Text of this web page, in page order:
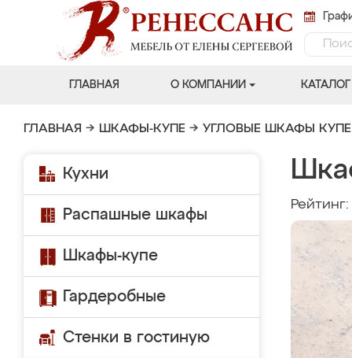
ГЛАВНАЯ О КОМПАНИИ КАТАЛОГ
ГЛАВНАЯ → ШКАФЫ-КУПЕ → УГЛОВЫЕ ШКАФЫ КУПЕ
Кухни
Распашные шкафы
Шкафы-купе
Гардеробные
Стенки в гостиную
Рейтинг: